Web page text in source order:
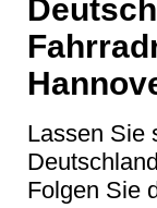
Lassen Sie
Folgen Sie